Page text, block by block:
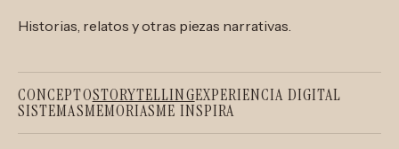
Historias, relatos y otras piezas narrativas.
CONCEPTOSTORYTELLINGEXPERIENCIA DIGITAL
SISTEMASMEMORIASME INSPIRA